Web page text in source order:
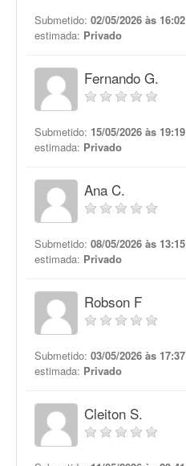
Submetido: 02/05/2026 às 16:02
estimada: Privado
Fernando G.
Submetido: 15/05/2026 às 19:19
estimada: Privado
Ana C.
Submetido: 08/05/2026 às 13:15
estimada: Privado
Robson F
Submetido: 03/05/2026 às 17:37
estimada: Privado
Cleiton S.